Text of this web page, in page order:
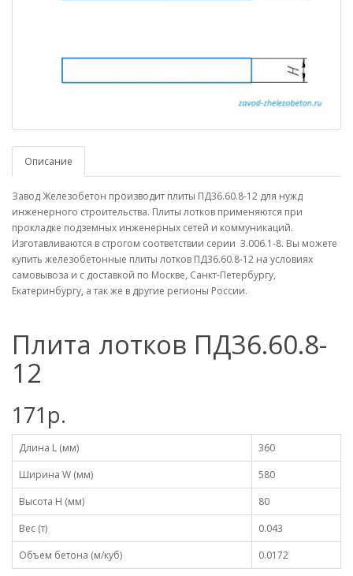
Описание
Завод Железобетон производит плиты ПД36.60.8-12 для нужд
инженерного строительства. Плиты лотков применяются при
прокладке подземных инженерных сетей и коммуникаций.
Изготавливаются в строгом соответствии серии 3.006.1-8. Вы можете
купить железобетонные плиты лотков ПД36.60.8-12 на условиях
самовывоза и с доставкой по Москве, Санкт-Петербургу,
Екатеринбургу, а так же в другие регионы России.
Плита лотков ПД36.60.8-
12
171р.
Длина L (мм)
360
Ширина W (мм)
580
Высота H (мм)
80
Вес (т)
0.043
Объем бетона (м/куб)
0.0172